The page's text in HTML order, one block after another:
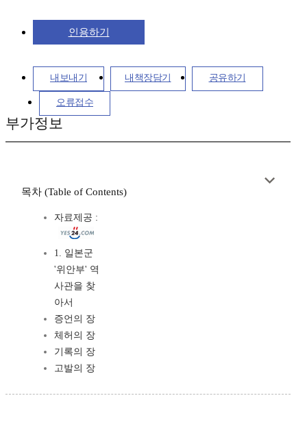
인용하기
내보내기 내책장담기 공유하기
오류접수
부가정보
목차 (Table of Contents)
자료제공 :
1. 일본군
'위안부' 역
사관을 찾
아서
증언의 장
체허의 장
기록의 장
고발의 장